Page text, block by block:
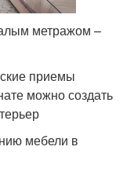
метражом –
приемы
можно создать
мебели в